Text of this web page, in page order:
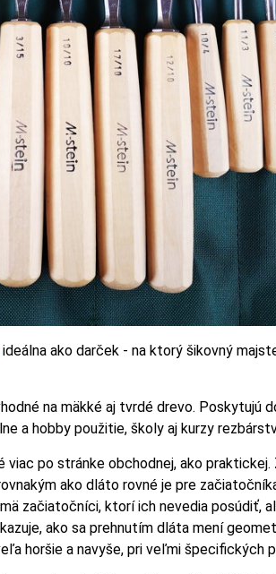
ideálna ako darček - na ktorý šikovný
na mäkké aj tvrdé drevo.
a hobby použitie, školy aj kurzy
po stránke obchodnej, ako praktickej.
ako dláto rovné je pre
začiatočníci, ktorí ich nevedia posúdiť,
ako sa prehnutím dláta mení
horšie a navyše, pri veľmi špecifických